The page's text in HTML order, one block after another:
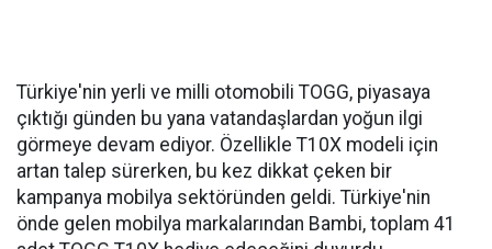
Türkiye'nin yerli ve milli otomobili TOGG, piyasaya
çıktığı günden bu yana vatandaşlardan yoğun ilgi
görmeye devam ediyor. Özellikle T10X modeli için
artan talep sürerken, bu kez dikkat çeken bir
kampanya mobilya sektöründen geldi. Türkiye'nin
önde gelen mobilya markalarından Bambi, toplam 41